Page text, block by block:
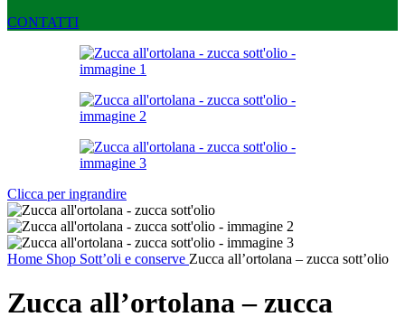
CONTATTI
Clicca per ingrandire
Home Shop Sott’oli e conserve Zucca all’ortolana – zucca sott’olio
Zucca all’ortolana – zucca